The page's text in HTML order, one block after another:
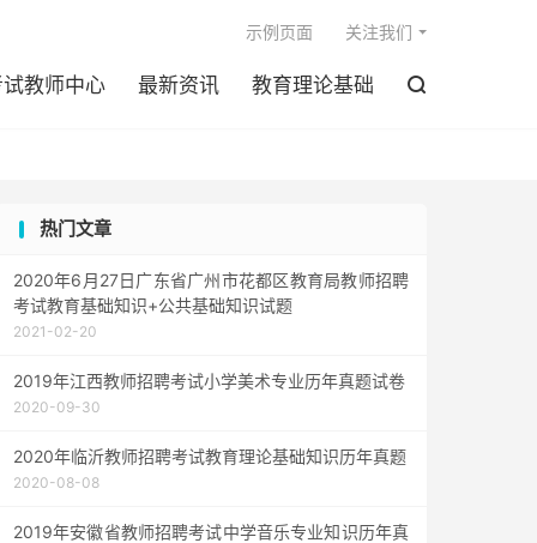
教师中心 最新资讯 教育理论基础 
示例页面 关注我们
热门文章
2020年6月27日广东省广州市花都区教育局教师招聘
考试教育基础知识+公共基础知识试题
2021-02-20
2019年江西教师招聘考试小学美术专业历年真题试卷
2020-09-30
2020年临沂教师招聘考试教育理论基础知识历年真题
2020-08-08
2019年安徽省教师招聘考试中学音乐专业知识历年真